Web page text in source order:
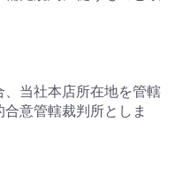
当社本店所在地を管轄
意管轄裁判所としま